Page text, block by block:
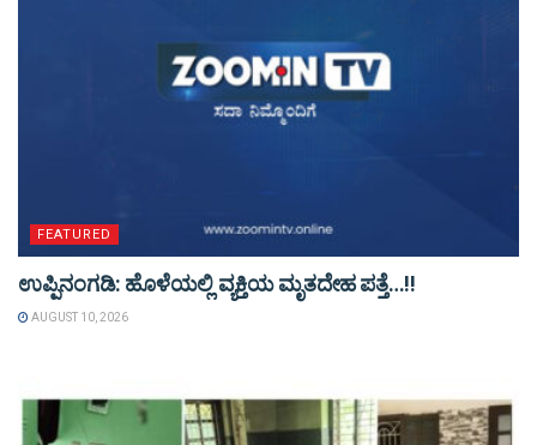
FEATURED
ಉಪ್ಪಿನಂಗಡಿ: ಹೊಳೆಯಲ್ಲಿ ವ್ಯಕ್ತಿಯ ಮೃತದೇಹ ಪತ್ತೆ…!!
AUGUST 10, 2026